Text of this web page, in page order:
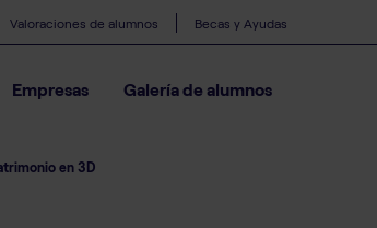
Empresas Galería de alumnos
Valoraciones de alumnos Becas y Ayudas
en 3D